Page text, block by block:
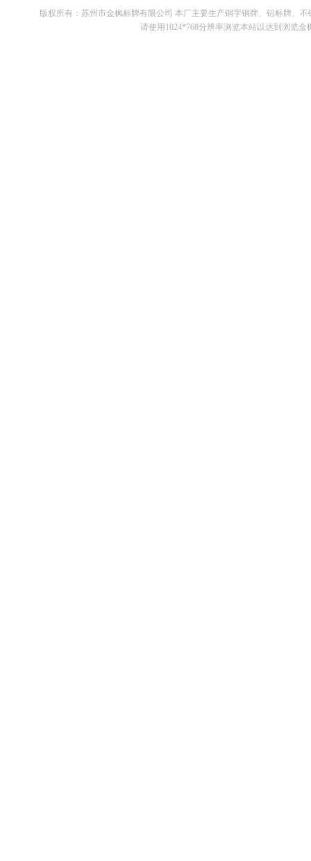
版权所有：苏州市金枫标牌有限公司 本厂主要生产铜字铜牌、铝标牌、
请使用1024*768分辨率浏览本站以达到浏览